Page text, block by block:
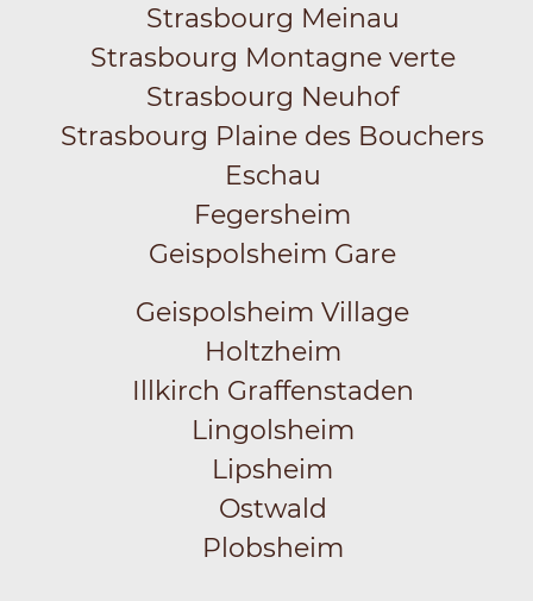
Strasbourg Meinau
Strasbourg Montagne verte
Strasbourg Neuhof
Strasbourg Plaine des Bouchers
Eschau
Fegersheim
Geispolsheim Gare
Geispolsheim Village
Holtzheim
Illkirch Graffenstaden
Lingolsheim
Lipsheim
Ostwald
Plobsheim